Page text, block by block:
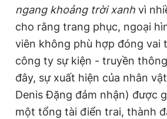
Tổng biên tập: Nguyễn Ngọc Toàn
Phó tổng biên tập thường trực: Hải
Phó tổng biên tập: Lâm Hiếu Dũng
Phó tổng biên tập: Trần Việt Hưng
Tổng thư ký tòa soạn: Đức Trung
Giấy phép xuất bản số 110/GP - BTTTT
© 2003-2026 Bản quyền thuộc về Báo
chép dưới mọi hình thức nếu không có
bản. Phát triển bởi ePi Technologies,
ngang khoảng trời xanh vì
cho rằng trang phục, ngoại
viên không phù hợp đóng vai
công ty sự kiện - truyền
đây, sự xuất hiện của nhân
Denis Đặng đảm nhận) được
một tổng tài điển trai, thành